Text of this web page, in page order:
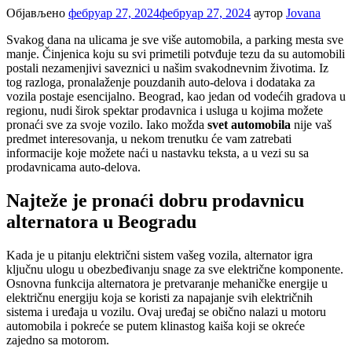
Објављено фебруар 27, 2024фебруар 27, 2024 аутор Jovana
Svakog dana na ulicama je sve više automobila, a parking mesta sve
manje. Činjenica koju su svi primetili potvđuje tezu da su automobili
postali nezamenjivi saveznici u našim svakodnevnim životima. Iz
tog razloga, pronalaženje pouzdanih auto-delova i dodataka za
vozila postaje esencijalno. Beograd, kao jedan od vodećih gradova u
regionu, nudi širok spektar prodavnica i usluga u kojima možete
pronaći sve za svoje vozilo. Iako možda svet automobila nije vaš
predmet interesovanja, u nekom trenutku će vam zatrebati
informacije koje možete naći u nastavku teksta, a u vezi su sa
prodavnicama auto-delova.
Najteže je pronaći dobru prodavnicu
alternatora u Beogradu
Kada je u pitanju električni sistem vašeg vozila, alternator igra
ključnu ulogu u obezbeđivanju snage za sve električne komponente.
Osnovna funkcija alternatora je pretvaranje mehaničke energije u
električnu energiju koja se koristi za napajanje svih električnih
sistema i uređaja u vozilu. Ovaj uređaj se obično nalazi u motoru
automobila i pokreće se putem klinastog kaiša koji se okreće
zajedno sa motorom.